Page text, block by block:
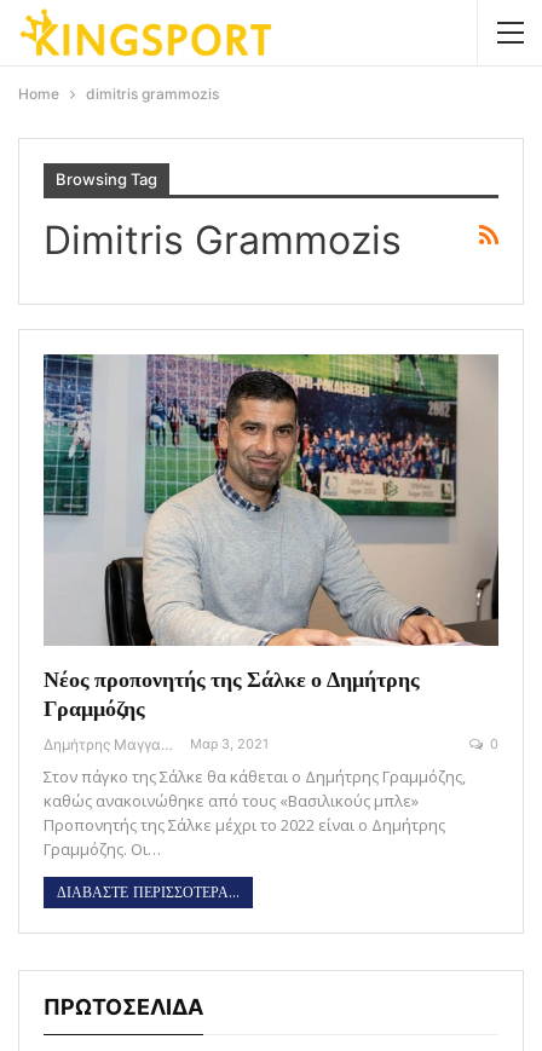
Home dimitris grammozis
Browsing Tag
Dimitris Grammozis
Νέος προπονητής της Σάλκε ο Δημήτρης
Γραμμόζης
Δημήτρης Μαγγανάρης Μαρ 3, 2021 0
Στον πάγκο της Σάλκε θα κάθεται ο Δημήτρης Γραμμόζης,
καθώς ανακοινώθηκε από τους «Βασιλικούς μπλε»
Προπονητής της Σάλκε μέχρι το 2022 είναι ο Δημήτρης
Γραμμόζης. Οι…
ΔΙΑΒΑΣΤΕ ΠΕΡΙΣΣΟΤΕΡΑ...
ΠΡΩΤΟΣΕΛΙΔΑ